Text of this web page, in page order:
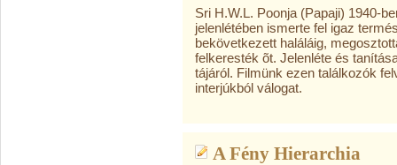
Sri H.W.L. Poonja (Papaji) 1940-
jelenlétében ismerte fel igaz
bekövetkezett haláláig,
felkeresték õt. Jelenléte és
tájáról. Filmünk ezen találkozók
interjúkból válogat.
A Fény Hierarchia